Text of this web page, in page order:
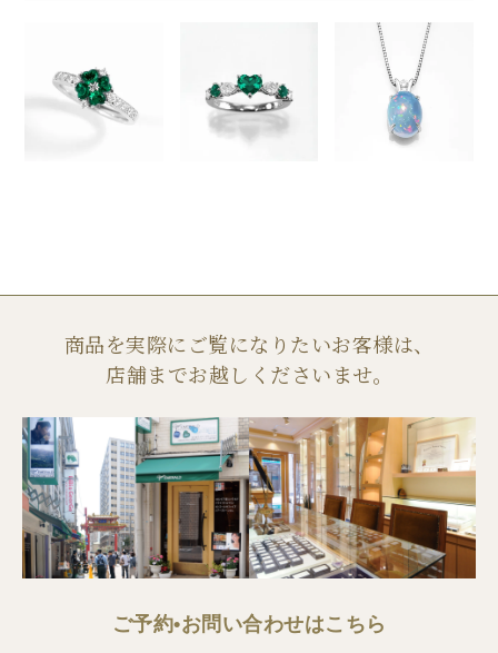
商品を実際にご覧になりたいお客様は、
店舗までお越しくださいませ。
ご予約•お問い合わせはこちら